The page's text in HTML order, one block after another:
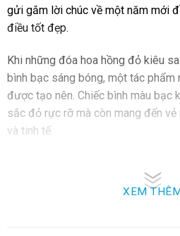
gửi gắm lời chúc về một năm mới
điều tốt đẹp.
Khi những đóa hoa hồng đỏ kiêu
bình bạc sáng bóng, một tác
được tạo nên. Chiếc bình màu bạc
sắc đỏ rực rỡ mà còn mang đến
và tinh tế.
XEM